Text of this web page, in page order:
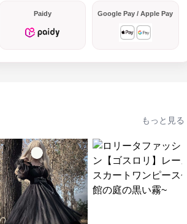
Paidy Google Pay / Apple Pay
もっと見る